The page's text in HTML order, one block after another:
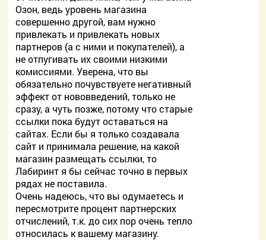
Озон, ведь уровень магазина
совершенно другой, вам нужно
привлекать и привлекать новых
партнеров (а с ними и покупателей), а
не отпугивать их своими низкими
комиссиями. Уверена, что вы
обязательно почувствуете негативный
эффект от нововведений, только не
сразу, а чуть позже, потому что старые
ссылки пока будут оставаться на
сайтах. Если бы я только создавала
сайт и принимала решение, на какой
магазин размещать ссылки, то
Лабиринт я бы сейчас точно в первых
рядах не поставила.
Очень надеюсь, что вы одумаетесь и
пересмотрите процент партнерских
отчислений, т.к. до сих пор очень тепло
относилась к вашему магазину.